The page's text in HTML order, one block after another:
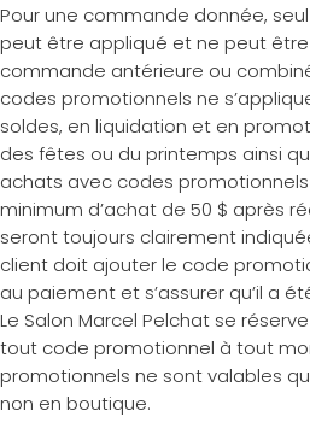
Pour une commande donnée,
peut être appliqué et ne peut être
commande antérieure ou
codes promotionnels ne
soldes, en liquidation et en
des fêtes ou du printemps ainsi
achats avec codes
minimum d’achat de 50 $ après
seront toujours clairement
client doit ajouter le code
au paiement et s’assurer qu’il a
Le Salon Marcel Pelchat se
tout code promotionnel à tout
promotionnels ne sont valables
non en boutique.